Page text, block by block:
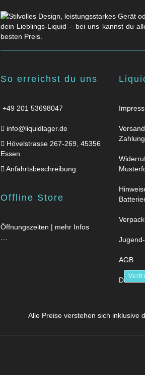
dein Lieblings-Liquid – bei uns kannst du
besten Preis.
So erreichst du uns
+49 201 53698047
info@liquidlager.de
Hövelstrasse 267-269, 45356
Essen
Anfahrtsbeschreibung
Offline Store
Öffnungszeiten | mehr Infos
…
AGB
Alle Preise verstehen sich inklusive